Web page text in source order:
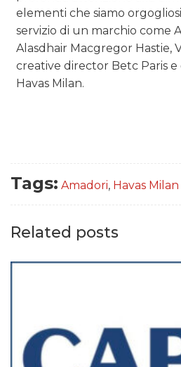
elementi che siamo
servizio di un marchio come
Alasdhair Macgregor Hastie,
creative director Betc Paris
Havas Milan.
Tags: Amadori, Havas Milan
Related posts